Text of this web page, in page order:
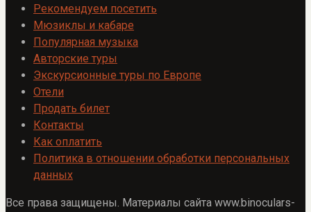
Рекомендуем посетить
Мюзиклы и кабаре
Популярная музыка
Авторские туры
Экскурсионные туры по Европе
Отели
Продать билет
Контакты
Как оплатить
Политика в отношении обработки персональных
данных
Все права защищены. Материалы сайта www.binoculars-